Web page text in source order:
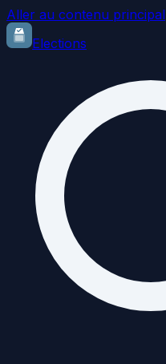
Aller au contenu principal
Elections